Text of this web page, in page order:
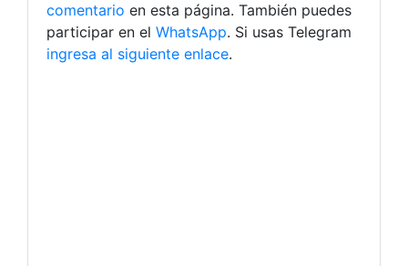
comentario en esta página. También puedes
participar en el WhatsApp. Si usas Telegram
ingresa al siguiente enlace.